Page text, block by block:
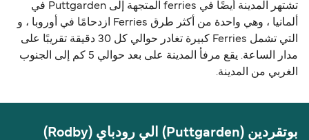
تشتهر المدينة أيضًا في ferries المتجهة إلى Puttgarden في
ألمانيا ، وهي واحدة من أكثر طرق Ferries ازدحامًا في أوروبا ، و
التي تشمل Ferries كبيرة تغادر حوالي كل 30 دقيقة تقريبًا على
مدار الساعة. يقع مرفأ المدينة على بعد حوالي 5 كم إلى الجنوب
الغربي من المدينة.
بوتقردين (Puttgarden) الي رودباي (Rodby)